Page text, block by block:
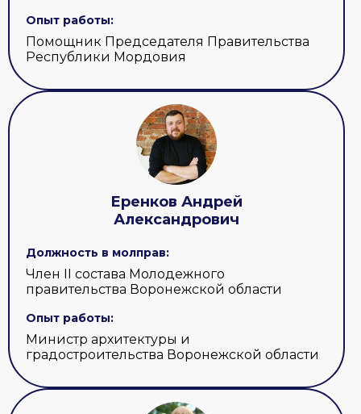
Опыт работы:
Помощник Председателя Правительства
Республики Мордовия
Еренков Андрей
Александрович
Должность в молправ:
Член II состава Молодежного
правительства Воронежской области
Опыт работы:
Министр архитектуры и
градостроительства Воронежской области